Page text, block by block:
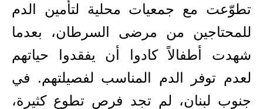
تطوّعت مع جمعيات محلية لتأمين الدم
للمحتاجين من مرضى السرطان، بعدما
شهدت أطفالاً كادوا أن يفقدوا حياتهم
لعدم توفر الدم المناسب لفصيلتهم. في
جنوب لبنان، لم تجد فرص تطوع كثيرة،